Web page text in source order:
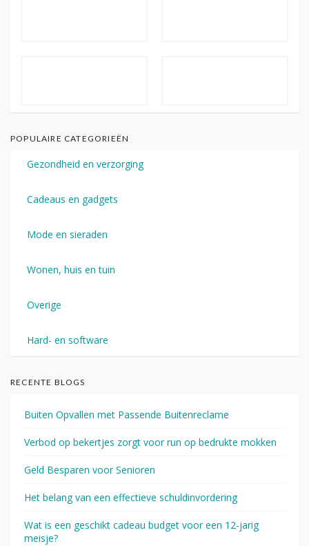
POPULAIRE CATEGORIEËN
Gezondheid en verzorging
Cadeaus en gadgets
Mode en sieraden
Wonen, huis en tuin
Overige
Hard- en software
RECENTE BLOGS
Buiten Opvallen met Passende Buitenreclame
Verbod op bekertjes zorgt voor run op bedrukte mokken
Geld Besparen voor Senioren
Het belang van een effectieve schuldinvordering
Wat is een geschikt cadeau budget voor een 12-jarig
meisje?